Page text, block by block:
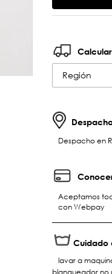
Región
Despacho en
Aceptamos
con Webpay
Cuidado
lavar a
blanqueador no